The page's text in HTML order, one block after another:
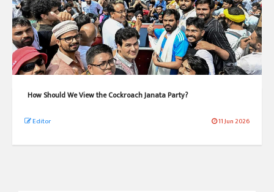
How Should We View the Cockroach Janata Party?
Editor 11 Jun 2026